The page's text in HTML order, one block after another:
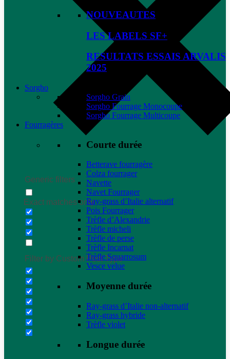
Generic filters
Exact matches only
Filter by Custom Post Type
NOUVEAUTES
LES LABELS SF+
RESULTATS ESSAIS ARVALIS
2025
Sorgho
Sorgho Grain
Sorgho Fourrage Monocoupe
Sorgho Fourrage Multicoupe
Fourragères
Courte durée
Betterave fourragère
Colza fourrager
Navette
Navet Fourrager
Ray-grass d’Italie alternatif
Pois Fourrager
Trèfle d’Alexandrie
Trèfle micheli
Trèfle de perse
Trèfle Incarnat
Trèfle Squarrosum
Vesce velue
Moyenne durée
Ray-grass d’Italie non-alternatif
Ray-grass hybride
Trèfle violet
Longue durée